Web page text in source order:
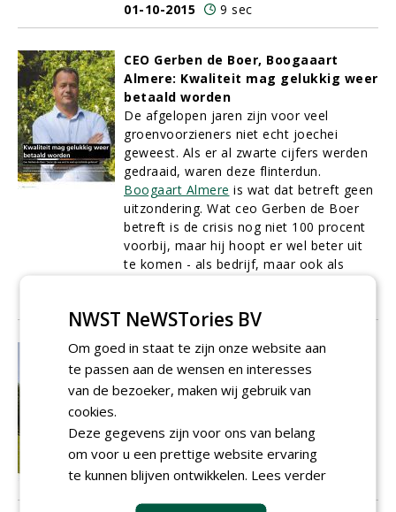
01-10-2015
9 sec
CEO Gerben de Boer, Boogaaart
Almere: Kwaliteit mag gelukkig weer
betaald worden
De afgelopen jaren zijn voor veel
groenvoorzieners niet echt joechei
geweest. Als er al zwarte cijfers werden
gedraaid, waren deze flinterdun.
Boogaart Almere is wat dat betreft geen
uitzondering. Wat ceo Gerben de Boer
betreft is de crisis nog niet 100 procent
voorbij, maar hij hoopt er wel beter uit
te komen - als bedrijf, maar ook als
Hoe kun je een Rolls Royce
omtoveren in een BMW?
Bij de persintroductie van het nieuwe
2014 werden de oude
openbaargroenmaaiers van dit concern
wel vergeleken met Rolls Royce.
01-10-2015
6 sec
NWST NeWSTories BV
Om goed in staat te zijn onze website aan
te passen aan de wensen en interesses
van de bezoeker, maken wij gebruik van
cookies.
Deze gegevens zijn voor ons van belang
om voor u een prettige website ervaring
te kunnen blijven ontwikkelen. Lees verder